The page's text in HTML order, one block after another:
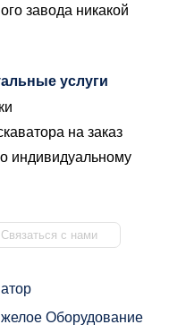
завода никакой
услуги
на заказ
индивидуальному
Связаться с нами
Оборудование